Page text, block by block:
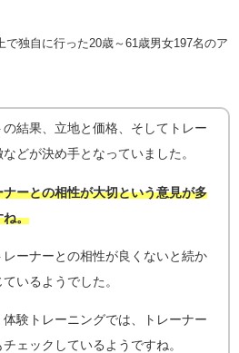
独自に行った20歳～61歳男女197名のア
の結果、立地と価格、そしてトレー
どが決め手となっていました。
ナーとの相性が大切という意見が多
ね。
レーナーとの相性が良くないと続か
いるようでした。
体験トレーニングでは、トレーナー
チェックしているようですね。